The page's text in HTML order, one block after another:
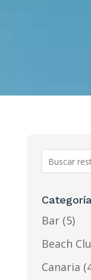
Bar (5)
Beach
Canaria